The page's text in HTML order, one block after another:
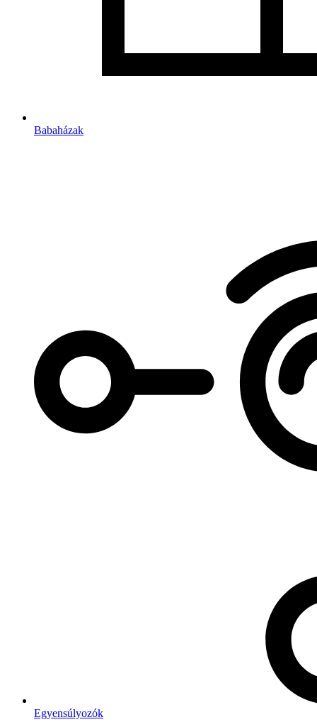
Babaházak
Egyensúlyozók